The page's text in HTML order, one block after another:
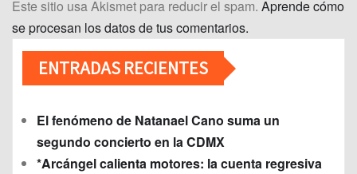
Este sitio usa Akismet para reducir el spam. Aprende cómo
se procesan los datos de tus comentarios.
ENTRADAS RECIENTES
El fenómeno de Natanael Cano suma un
segundo concierto en la CDMX
*Arcángel calienta motores: la cuenta regresiva